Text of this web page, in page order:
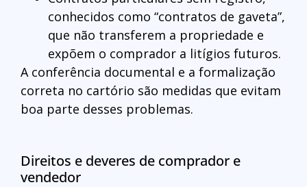
conhecidos como “contratos de gaveta”,
que não transferem a propriedade e
expõem o comprador a litígios futuros.
A conferência documental e a formalização
correta no cartório são medidas que evitam
boa parte desses problemas.
Direitos e deveres de comprador e
vendedor